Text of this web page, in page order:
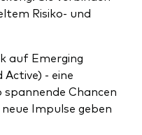
schaffen
Risiko- und
auf Emerging
- eine
spannende Chancen
Impulse geben